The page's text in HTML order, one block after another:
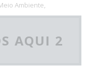
Ambiente,
AQUI 2